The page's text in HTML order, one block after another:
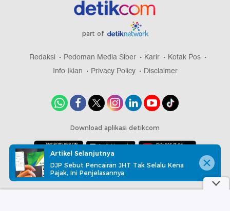
part of
Redaksi Pedoman Media Siber Karir
Kotak Pos
Info Iklan
Privacy Policy Disclaimer
Download aplikasi detikcom
Copyright @ 2026 detikcom, All right reserved
Artikel Selanjutnya
DJP Sebut Pencairan JHT Tak Selalu Kena
Pajak, Ini Penjelasannya